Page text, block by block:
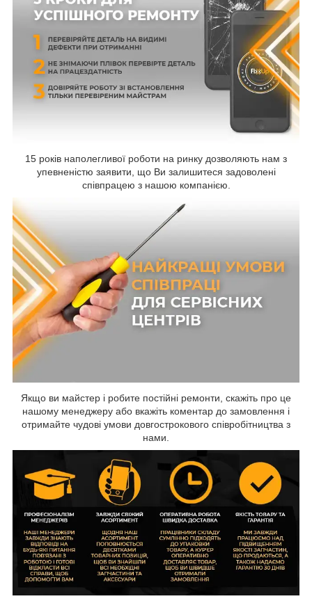
15 років наполегливої роботи на ринку дозволяють нам з
упевненістю заявити, що Ви залишитеся задоволені
співпрацею з нашою компанією.
Якщо ви майстер і робите постійні ремонти, скажіть про це
нашому менеджеру або вкажіть коментар до замовлення і
отримайте чудові умови довгострокового співробітництва з
нами.